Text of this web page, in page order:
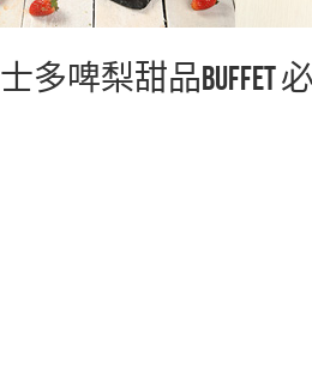
士多啤梨甜品Buffet